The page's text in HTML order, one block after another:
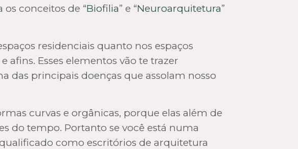
conceitos de “Biofilia” e “Neuroarquitetura”
residenciais quanto nos espaços
Esses elementos vão te trazer
principais doenças que assolam nosso
curvas e orgânicas, porque elas além de
do tempo. Portanto se você está numa
como escritórios de arquitetura